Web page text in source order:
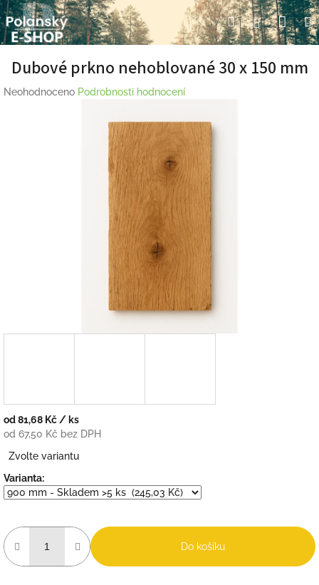
Přejít
na
obsah
HledatPřihlášení
Dubové prkno nehoblované 30 x 150 mm
Průměrné
Neohodnoceno Podrobnosti hodnocení
od81,68 Kč / ks
od 67,50 Kč bez DPH
cena:
Zvolte variantu
Varianta:
Do košíku